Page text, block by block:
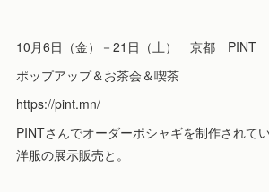
10月6日（金）－21日（土） 京都 PINT
ポップアップ＆お茶会＆喫茶
https://pint.mn/
PINTさんでオーダーポシャギを制作されて
洋服の展示販売と。